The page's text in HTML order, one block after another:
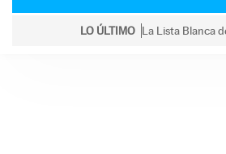
LO ÚLTIMO La Lista Blanca